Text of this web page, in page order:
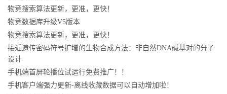
物竞搜索算法更新，更准，更快！
物竞数据库升级V5版本
物竞搜索算法更新，更准，更快！
接近遗传密码符号扩增的生物合成方法：非自然DNA碱基对的分子
设计
手机端首屏轮播位试运行免费推广！！
手机客户端强力更新-离线收藏数据可以自动增加啦！